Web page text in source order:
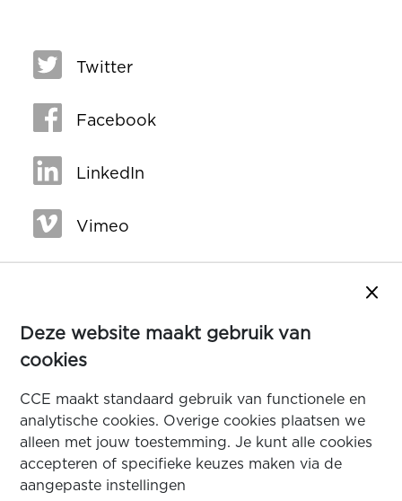
Deze website maakt gebruik van
cookies
CCE maakt standaard gebruik van functionele en
analytische cookies. Overige cookies plaatsen we
alleen met jouw toestemming. Je kunt alle cookies
accepteren of specifieke keuzes maken via de
aangepaste instellingen
Sluit
Twitter
Facebook
LinkedIn
Vimeo